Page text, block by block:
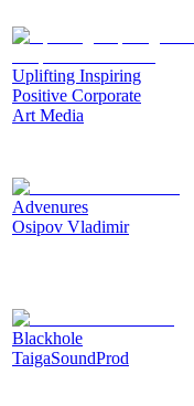
Uplifting Inspiring
Positive Corporate
Art Media
Advenures
Osipov Vladimir
Blackhole
TaigaSoundProd